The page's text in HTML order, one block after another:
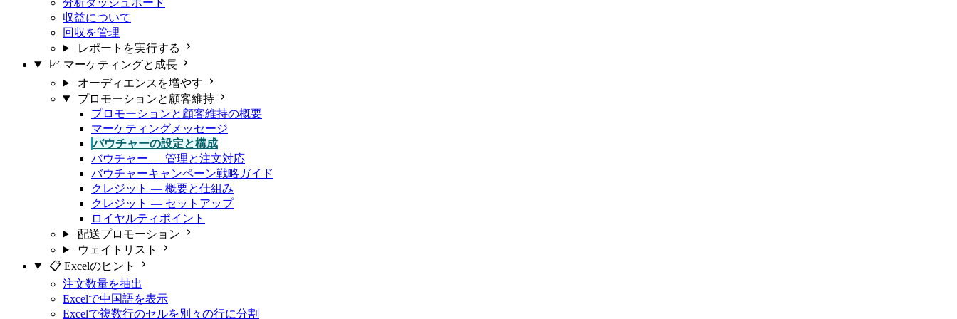
分析ダッシュボード
収益について
回収を管理
レポートを実行する
📈 マーケティングと成長
オーディエンスを増やす
プロモーションと顧客維持
プロモーションと顧客維持の概要
マーケティングメッセージ
バウチャーの設定と構成
バウチャー — 管理と注文対応
バウチャーキャンペーン戦略ガイド
クレジット — 概要と仕組み
クレジット — セットアップ
ロイヤルティポイント
配送プロモーション
ウェイトリスト
📋 Excelのヒント
注文数量を抽出
Excelで中国語を表示
Excelで複数行のセルを別々の行に分割